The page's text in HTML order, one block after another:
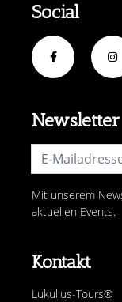
Kontakt
Lukullus-Tours®
Newsletter
Mit unserem
aktuellen Events.
Social